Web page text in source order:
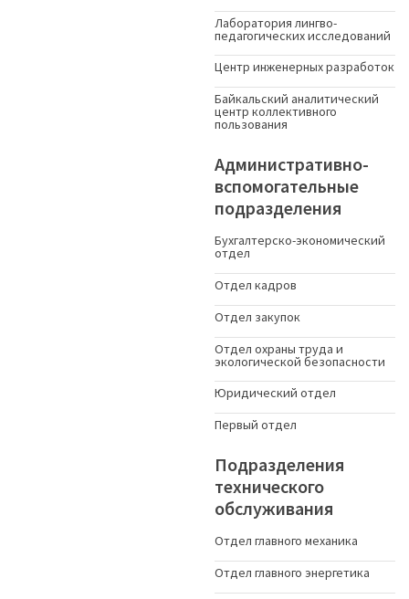
Лаборатория лингво-
педагогических исследований
Центр инженерных разработок
Байкальский аналитический
центр коллективного
пользования
Административно-
вспомогательные
подразделения
Бухгалтерско-экономический
отдел
Отдел кадров
Отдел закупок
Отдел охраны труда и
экологической безопасности
Юридический отдел
Первый отдел
Подразделения
технического
обслуживания
Отдел главного механика
Отдел главного энергетика